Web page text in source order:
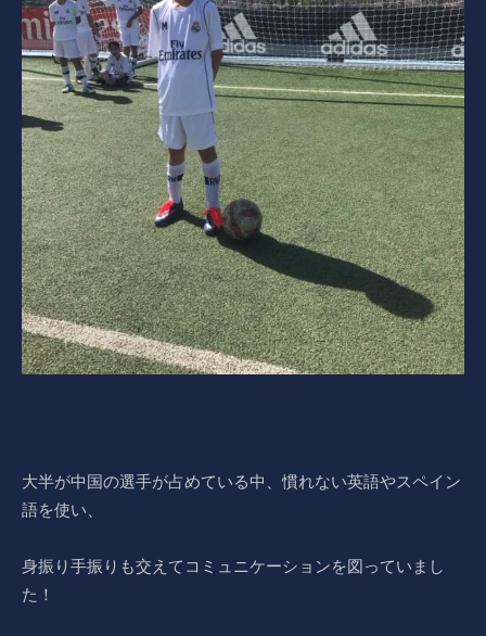
大半が中国の選手が占めている中、慣れない英語やスペイン
語を使い、
身振り手振りも交えてコミュニケーションを図っていまし
た！